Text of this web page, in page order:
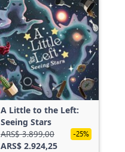
A Little to the Left:
Seeing Stars
ARS$ 3.899,00
ARS$ 2.924,25
-25%